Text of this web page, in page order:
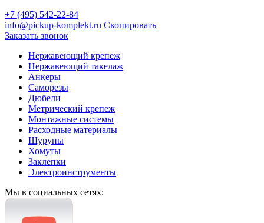
+7 (495) 542-22-84
info@pickup-komplekt.ru Скопировать
Заказать звонок
Нержавеющий крепеж
Нержавеющий такелаж
Анкеры
Саморезы
Дюбели
Метрический крепеж
Монтажные системы
Расходные материалы
Шурупы
Хомуты
Заклепки
Электроинструменты
Мы в социальных сетях: